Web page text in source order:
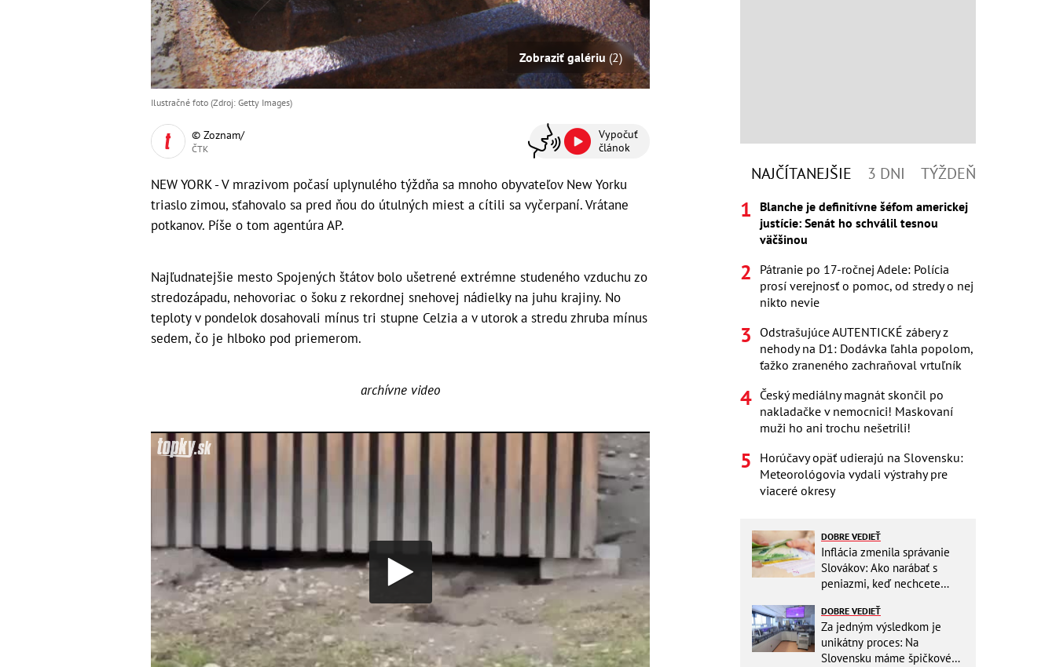
Zobraziť galériu (2)
Ilustračné foto (Zdroj: Getty Images)
© Zoznam/
ČTK
Vypočuť
článok
NEW YORK - V mrazivom počasí uplynulého týždňa sa mnoho obyvateľov New Yorku
triaslo zimou, sťahovalo sa pred ňou do útulných miest a cítili sa vyčerpaní. Vrátane
potkanov. Píše o tom agentúra AP.
Najľudnatejšie mesto Spojených štátov bolo ušetrené extrémne studeného vzduchu zo
stredozápadu, nehovoriac o šoku z rekordnej snehovej nádielky na juhu krajiny. No
teploty v pondelok dosahovali mínus tri stupne Celzia a v utorok a stredu zhruba mínus
sedem, čo je hlboko pod priemerom.
archívne video
NAJČÍTANEJŠIE 3 DNI TÝŽDEŇ
Blanche je definitívne šéfom americkej
justície: Senát ho schválil tesnou
väčšinou
Pátranie po 17-ročnej Adele: Polícia
prosí verejnosť o pomoc, od stredy o nej
nikto nevie
Odstrašujúce AUTENTICKÉ zábery z
nehody na D1: Dodávka ľahla popolom,
ťažko zraneného zachraňoval vrtuľník
Český mediálny magnát skončil po
nakladačke v nemocnici! Maskovaní
muži ho ani trochu nešetrili!
Horúčavy opäť udierajú na Slovensku:
Meteorológovia vydali výstrahy pre
viaceré okresy
DOBRE VEDIEŤ
Inflácia zmenila správanie
Slovákov: Ako narábať s
peniazmi, keď nechcete
DOBRE VEDIEŤ
Za jedným výsledkom je
unikátny proces: Na
Slovensku máme špičkové